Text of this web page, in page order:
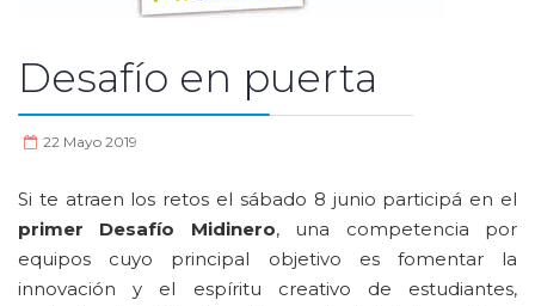
Desafío en puerta
22 Mayo 2019
Si te atraen los retos el sábado 8 junio participá en el
primer Desafío Midinero, una competencia por
equipos cuyo principal objetivo es fomentar la
innovación y el espíritu creativo de estudiantes,